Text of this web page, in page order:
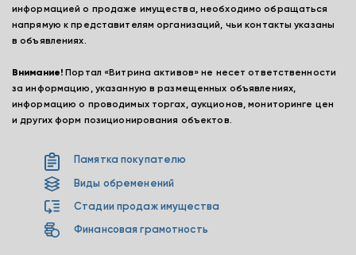
информацией о продаже имущества, необходимо обращаться
напрямую к представителям организаций, чьи контакты указаны
в объявлениях.
Внимание! Портал «Витрина активов» не несет ответственности
за информацию, указанную в размещенных объявлениях,
информацию о проводимых торгах, аукционов, мониторинге цен
и других форм позиционирования объектов.
Памятка покупателю
Виды обременений
Стадии продаж имущества
Финансовая грамотность